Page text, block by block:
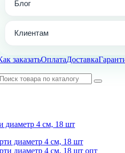
Блог
Клиентам
заказатьОплатаДоставка
диаметр 4 см, 18 шт